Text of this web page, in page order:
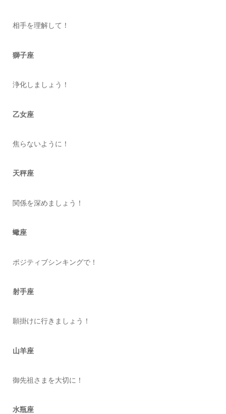
相手を理解して！
獅子座
浄化しましょう！
乙女座
焦らないように！
天秤座
関係を深めましょう！
蠍座
ポジティブシンキングで！
射手座
願掛けに行きましょう！
山羊座
御先祖さまを大切に！
水瓶座